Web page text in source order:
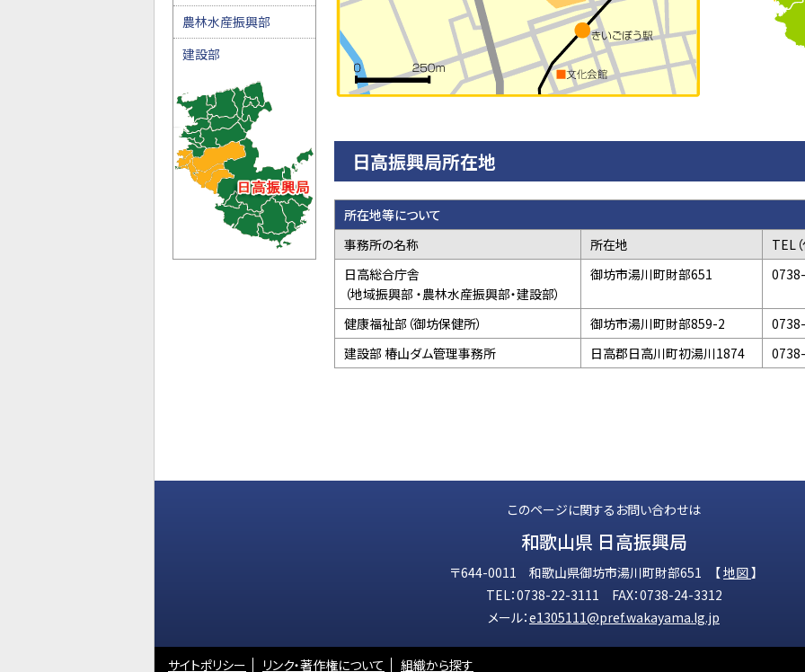
日高振興局所在地
所在地等について
事務所の名称
所在地
TEL
日高総合庁舎
（地域振興部 ・農林水産振興部・建設部）
御坊市湯川町財部651
健康福祉部（御坊保健所） 御坊市湯川町財部859-2
建設部 椿山ダム管理事務所
日高郡日高川町初湯川1874
農林水産振興部
建設部
このページに関するお問い合わせは
和歌山県 日高振興局
〒644-0011 和歌山県御坊市湯川町財部651 【地図】
TEL：0738-22-3111 FAX：0738-24-3312
メール：e1305111@pref.wakayama.lg.jp
サイトポリシー リンク・著作権について 組織から探す